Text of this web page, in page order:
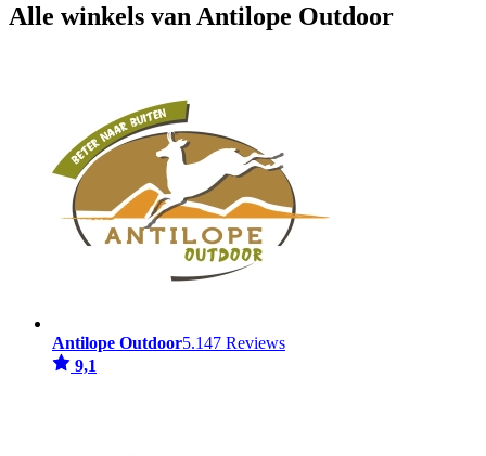
Alle winkels van Antilope Outdoor
Antilope Outdoor5.147 Reviews
9,1